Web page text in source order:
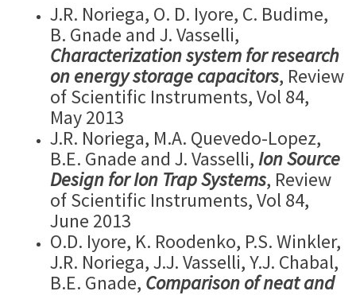
J.R. Noriega, O. D. Iyore, C. Budime,
B. Gnade and J. Vasselli,
Characterization system for research
on energy storage capacitors, Review
of Scientific Instruments, Vol 84,
May 2013
J.R. Noriega, M.A. Quevedo-Lopez,
B.E. Gnade and J. Vasselli,Ion Source
Design for Ion Trap Systems, Review
of Scientific Instruments, Vol 84,
June 2013
O.D. Iyore, K. Roodenko, P.S. Winkler,
J.R. Noriega, J.J. Vasselli, Y.J. Chabal,
B.E. Gnade, Comparison of neat and